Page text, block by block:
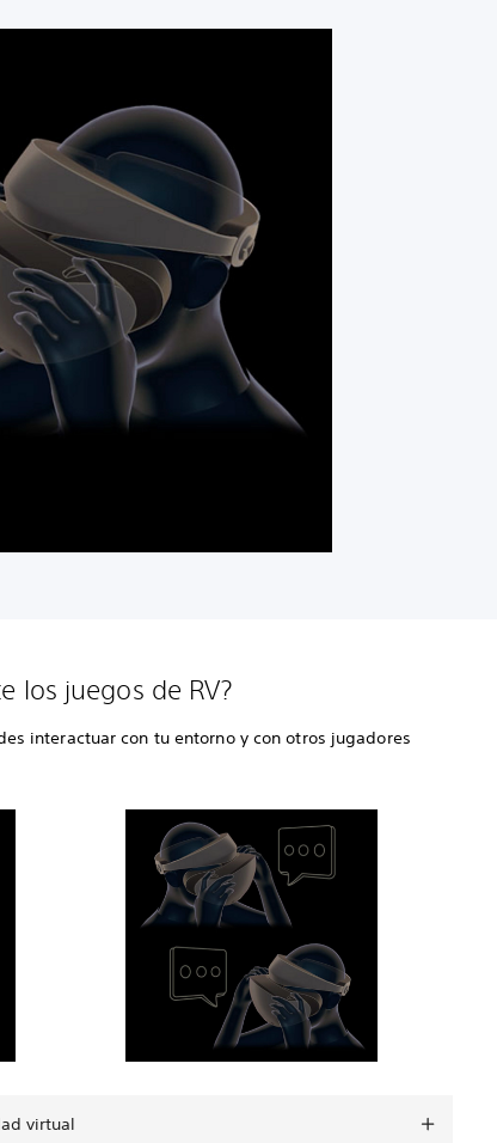
los juegos de RV?
interactuar con tu entorno y con otros jugadores
virtual